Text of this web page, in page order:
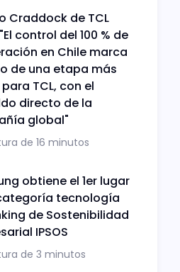
Craddock de TCL
control del 100 % de
en Chile marca
de una etapa más
TCL, con el
directo de la
global"
de 16 minutos
obtiene el 1er lugar
tecnología
de Sostenibilidad
IPSOS
de 3 minutos